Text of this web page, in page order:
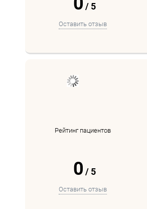
/ 5
Оставить отзыв
Рейтинг пациентов
0 / 5
Оставить отзыв